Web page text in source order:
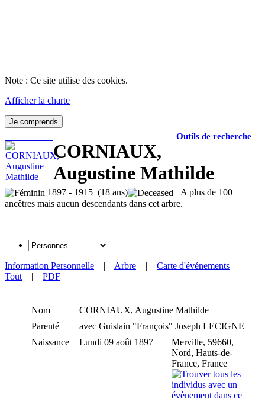
Note : Ce site utilise des cookies.
Afficher la charte
Je comprends
Outils de recherche
CORNIAUX,
Augustine Mathilde
1897 - 1915 (18 ans)
A plus de 100
ancêtres mais aucun descendants dans cet arbre.
Information Personnelle | Arbre | Carte d'événements |
Tout| PDF
Nom CORNIAUX, Augustine Mathilde
Parenté
avec Guislain "François" Joseph LECIGNE
Naissance
Lundi 09 août 1897
Merville, 59660,
Nord, Hauts-de-
France, France